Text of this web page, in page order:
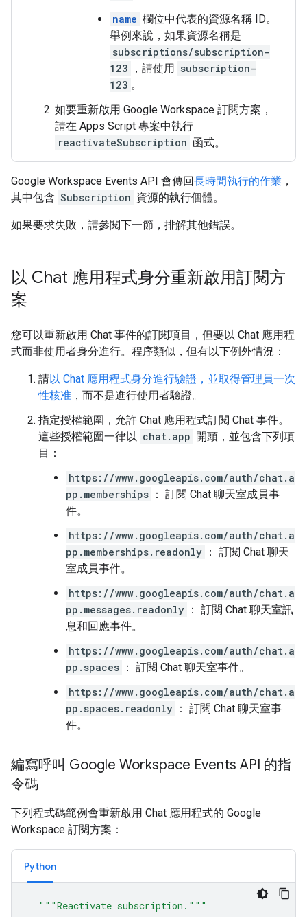
name 欄位中代表的資源名稱 ID。
舉例來說，如果資源名稱是
subscriptions/subscription-
123
，請使用 subscription-
123 。
如要重新啟用 Google Workspace 訂閱方案，
請在 Apps Script 專案中執行
reactivateSubscription 函式。
Google Workspace Events API 會傳回長時間執行的作業 ，
其中包含 Subscription 資源的執行個體。
如果要求失敗，請參閱下一節，排解其他錯誤。
以 Chat 應用程式身分重新啟用訂閱方
案
您可以重新啟用 Chat 事件的訂閱項目，但要以 Chat 應用程
式而非使用者身分進行。程序類似，但有以下例外情況：
請以 Chat 應用程式身分進行驗證，並取得管理員一次
性核准 ，而不是進行使用者驗證。
指定授權範圍，允許 Chat 應用程式訂閱 Chat 事件。
這些授權範圍一律以 chat.app 開頭，並包含下列項
目：
https://www.googleapis.com/auth/chat.a
pp.memberships ： 訂閱 Chat 聊天室成員事
件。
https://www.googleapis.com/auth/chat.a
pp.memberships.readonly ： 訂閱 Chat 聊天
室成員事件。
https://www.googleapis.com/auth/chat.a
pp.messages.readonly ： 訂閱 Chat 聊天室訊
息和回應事件。
https://www.googleapis.com/auth/chat.a
pp.spaces ： 訂閱 Chat 聊天室事件。
https://www.googleapis.com/auth/chat.a
pp.spaces.readonly ： 訂閱 Chat 聊天室事
件。
編寫呼叫 Google Workspace Events API 的指
令碼
下列程式碼範例會重新啟用 Chat 應用程式的 Google
Workspace 訂閱方案：
Python
"""Reactivate subscription."""